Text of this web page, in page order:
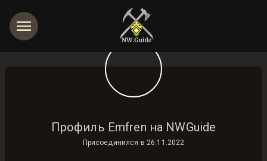
Профиль Emfren на NWGuide
Присоединился в 26.11.2022